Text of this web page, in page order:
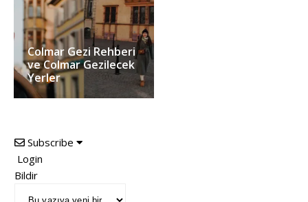
Colmar Gezi Rehberi
ve Colmar Gezilecek
Yerler
Subscribe
Login
Bildir